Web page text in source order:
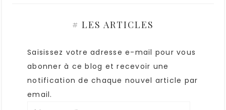
# LES ARTICLES
Saisissez votre adresse e-mail pour vous
abonner à ce blog et recevoir une
notification de chaque nouvel article par
email.